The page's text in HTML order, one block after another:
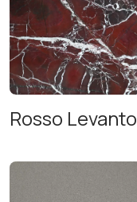
Rosso Levanto